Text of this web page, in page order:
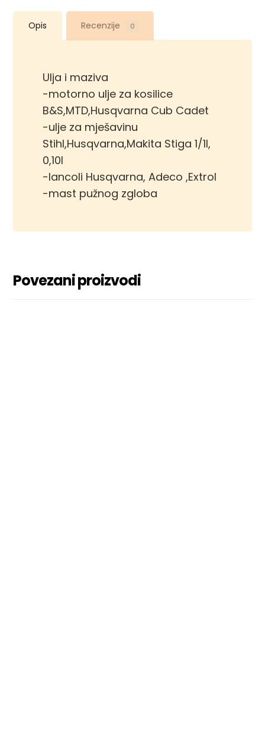
Opis Recenzije 0
Ulja i maziva
-motorno ulje za kosilice
B&S,MTD,Husqvarna Cub Cadet
-ulje za mješavinu
Stihl,Husqvarna,Makita Stiga 1/1l,
0,10l
-lancoli Husqvarna, Adeco ,Extrol
-mast pužnog zgloba
Povezani proizvodi